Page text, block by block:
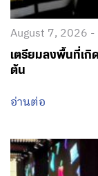
อ่านต่อ